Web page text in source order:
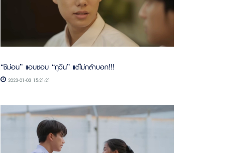
“ชิม่อน” แอบชอบ “ภูวิน” แต่ไม่กล้าบอก!!!
2023-01-03 15:21:21